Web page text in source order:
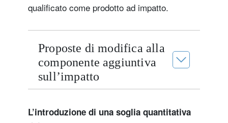
qualificato come prodotto ad impatto.
Proposte di modifica alla
componente aggiuntiva
sull’impatto
L’introduzione di una soglia quantitativa